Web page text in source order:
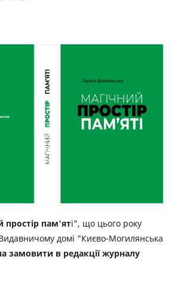
простір пам'яті", що цього року
домі "Києво-Могилянська
замовити в редакції журналу